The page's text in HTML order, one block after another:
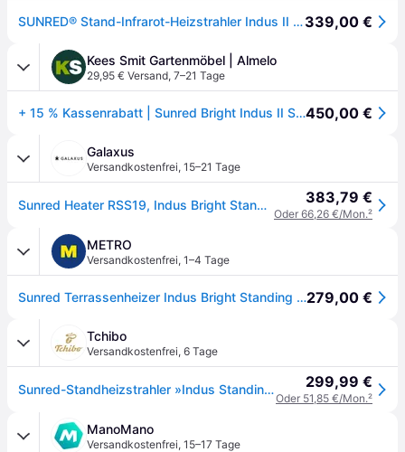
SUNRED® Stand-Infrarot-Heizstrahler Indus II Bright Standing Black 2100 Watt schwarz339,00 €
Kees Smit Gartenmöbel | Almelo
29,95 € Versand, 7–21 Tage
+ 15 % Kassenrabatt | Sunred Bright Indus II Stand Heizstrahler 2100 Watt450,00 €
Galaxus
Versandkostenfrei, 15–21 Tage
Sunred Heater RSS19, Indus Bright Standing Infrared, 2100 W, Juodas, Heizkörper, Schwarz 383,79 €
Oder 66,26 €/Mon.²
METRO
Versandkostenfrei, 1–4 Tage
Sunred Terrassenheizer Indus Bright Standing Black 2100 Watt279,00 €
Tchibo
Versandkostenfrei, 6 Tage
Sunred-Standheizstrahler »Indus Standing 2100« - schwarz 299,99 €
Oder 51,85 €/Mon.²
ManoMano
Versandkostenfrei, 15–17 Tage